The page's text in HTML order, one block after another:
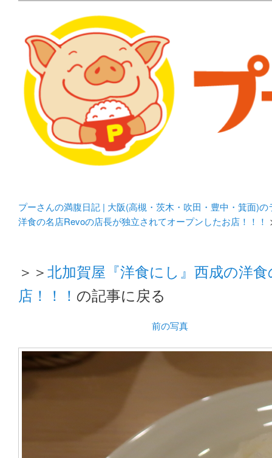
プーさんの満腹日記 |
豊中・箕面)のランチ＆
化してます。
プーさんの満腹日記 | 大阪(高槻・茨木・吹田・豊中・箕面)
洋食の名店Revoの店長が独立されてオープンしたお店！！！
＞＞北加賀屋『洋食にし』西成の洋
店！！！ の記事に戻る
前の写真